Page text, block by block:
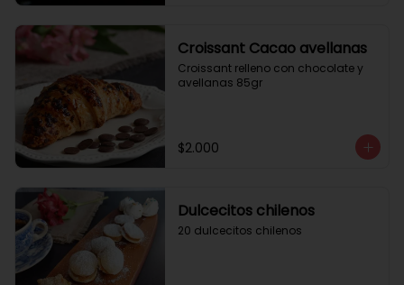
Croissant Cacao avellanas
Croissant relleno con chocolate y
avellanas 85gr
$2.000
Dulcecitos chilenos
20 dulcecitos chilenos